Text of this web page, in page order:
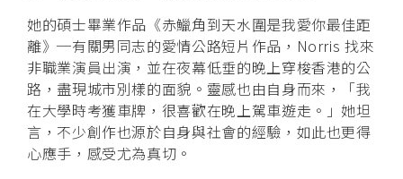
她的碩士畢業作品《赤鱲角到天水圍是我愛你最佳距
離》─有關男同志的愛情公路短片作品，Norris 找來
非職業演員出演，並在夜幕低垂的晚上穿梭香港的公
路，盡現城市別樣的面貌。靈感也由自身而來，「我
在大學時考獲車牌，很喜歡在晚上駕車遊走。」她坦
言，不少創作也源於自身與社會的經驗，如此也更得
心應手，感受尤為真切。